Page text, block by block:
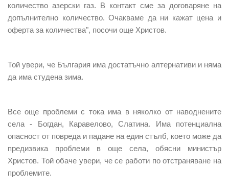
количество азерски газ. В контакт сме за договаряне на
допълнително количество. Очакваме да ни кажат цена и
оферта за количества", посочи още Христов.
Той увери, че България има достатъчно алтернативи и няма
да има студена зима.
Все още проблеми с тока има в няколко от наводнените
села - Богдан, Каравелово, Слатина. Има потенциална
опасност от повреда и падане на един стълб, което може да
предизвика проблеми в още села, обясни министър
Христов. Той обаче увери, че се работи по отстраняване на
проблемите.